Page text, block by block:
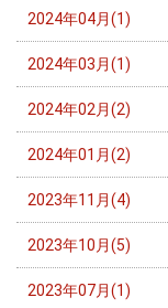
2024年04月(1)
2024年03月(1)
2024年02月(2)
2024年01月(2)
2023年11月(4)
2023年10月(5)
2023年07月(1)